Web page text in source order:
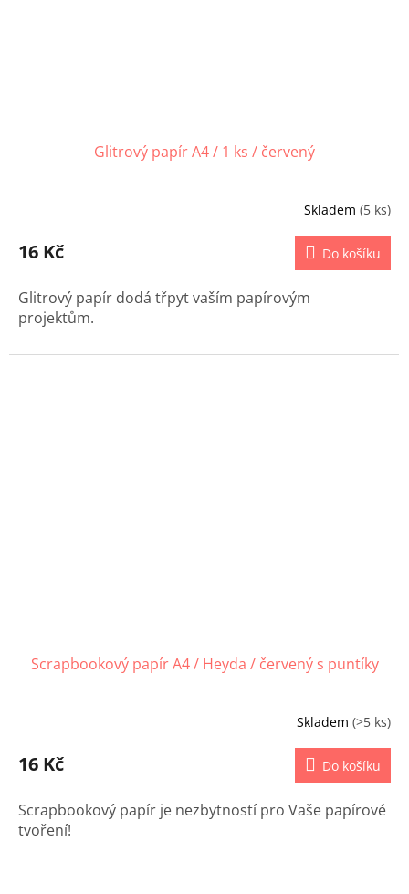
Glitrový papír A4 / 1 ks / červený
Skladem (5 ks)
16 Kč Do košíku
Glitrový papír dodá třpyt vaším papírovým
projektům.
Scrapbookový papír A4 / Heyda / červený s puntíky
Skladem (>5 ks)
16 Kč Do košíku
Scrapbookový papír je nezbytností pro Vaše papírové
tvoření!